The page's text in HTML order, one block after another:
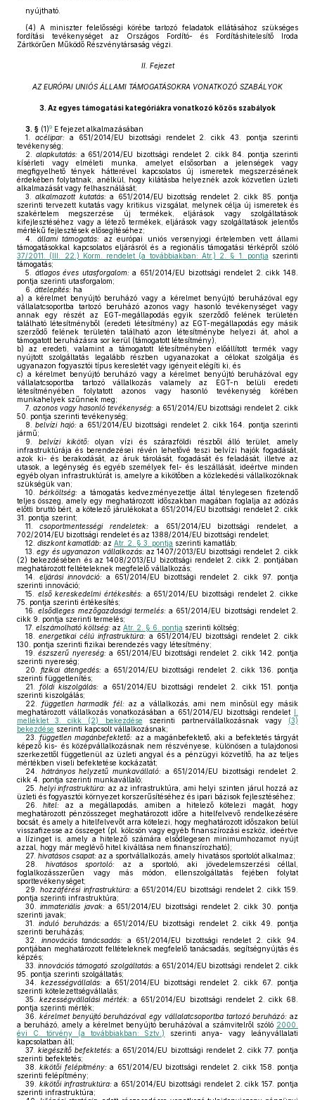
nyújtható.
(4) A miniszter felelősségi körébe tartozó feladatok ellátásához szükséges
fordítási tevékenységet az Országos Fordító- és Fordításhitelesítő Iroda
Zártkörűen Működő Részvénytársaság végzi.
II. Fejezet
AZ EURÓPAI UNIÓS ÁLLAMI TÁMOGATÁSOKRA VONATKOZÓ SZABÁLYOK
3. Az egyes támogatási kategóriákra vonatkozó közös szabályok
3. § (1)9 E fejezet alkalmazásában
1.
acélipar:a 651/2014/EU bizottsági rendelet 2. cikk 43. pontja szerinti
tevékenység;
2.
alapkutatás:a 651/2014/EU bizottsági rendelet 2. cikk 84. pontja szerinti
kísérleti vagy elméleti munka, amelyet elsősorban a jelenségek vagy
megfigyelhető tények hátterével kapcsolatos új ismeretek megszerzésének
érdekében folytatnak, anélkül, hogy kilátásba helyeznék azok közvetlen üzleti
alkalmazását vagy felhasználását;
3.
alkalmazott kutatás:a 651/2014/EU bizottság rendelet 2. cikk 85. pontja
szerinti tervezett kutatás vagy kritikus vizsgálat, melynek célja új ismeretek és
szakértelem megszerzése új termékek, eljárások vagy szolgáltatások
kifejlesztéséhez vagy a létező termékek, eljárások vagy szolgáltatások jelentős
mértékű fejlesztések elősegítéséhez;
4.
állami támogatás: az európai uniós versenyjogi értelemben vett állami
támogatásokkal kapcsolatos eljárásról és a regionális támogatási térképről szóló
37/2011. (III. 22.) Korm. rendelet (a továbbiakban: Atr.) 2. § 1. pontja szerinti
támogatás;
5.
átlagos éves utasforgalom:a 651/2014/EU bizottsági rendelet 2. cikk 148.
pontja szerinti utasforgalom;
6. áttelepítés: ha
a) a kérelmet benyújtó beruházó vagy a kérelmet benyújtó beruházóval egy
vállalatcsoportba tartozó beruházó azonos vagy hasonló tevékenységet vagy
annak egy részét az EGT-megállapodás egyik szerződő felének területén
található létesítményből (eredeti létesítmény) az EGT-megállapodás egy másik
szerződő felének területén található azon létesítménybe helyezi át, ahol a
támogatott beruházásra sor kerül (támogatott létesítmény),
b) az eredeti, valamint a támogatott létesítményben előállított termék vagy
nyújtott szolgáltatás legalább részben ugyanazokat a célokat szolgálja és
ugyanazon fogyasztói típus keresletét vagy igényeit elégíti ki, és
c) a kérelmet benyújtó beruházó vagy a kérelmet benyújtó beruházóval egy
vállalatcsoportba tartozó vállalkozás valamely az EGT-n belüli eredeti
létesítményében folytatott azonos vagy hasonló tevékenység körében
munkahelyek szűnnek meg;
7. azonos vagy hasonló tevékenység: a 651/2014/EU bizottsági rendelet 2. cikk
50. pontja szerinti tevékenység;
8.
belvízi hajó:a 651/2014/EU bizottsági rendelet 2. cikk 164. pontja szerinti
jármű;
9.
belvízi kikötő:olyan vízi és szárazföldi részből álló terület, amely
infrastruktúrája és berendezései révén lehetővé teszi belvízi hajók fogadását,
azok ki- és berakodását, az áruk tárolását, fogadását és feladását, illetve az
utasok, a legénység és egyéb személyek fel- és leszállását, ideértve minden
egyéb olyan infrastruktúrát is, amelyre a kikötőben a közlekedési vállalkozóknak
szükségük van;
10.
bérköltség:a támogatás kedvezményezettje által ténylegesen fizetendő
teljes összeg, amely egy meghatározott időszakban magában foglalja az adózás
előtti bruttó bért, a kötelező járulékokat a 651/2014/EU bizottsági rendelet 2. cikk
31. pontja szerint;
11.
csoportmentességi rendeletek:a 651/2014/EU bizottsági rendelet, a
702/2014/EU bizottsági rendelet és az 1388/2014/EU bizottsági rendelet;
12. diszkont kamatláb: az Atr. 2. § 3. pontja szerinti kamatláb;
13.
egy és ugyanazon vállalkozás:az 1407/2013/EU bizottsági rendelet 2. cikk
(2) bekezdésében és az 1408/2013/EU bizottsági rendelet 2. cikk 2. pontjában
meghatározott feltételeknek megfelelő vállalkozás;
14.
eljárási innováció:a 651/2014/EU bizottsági rendelet 2. cikk 97. pontja
szerinti innováció;
15.
első kereskedelmi értékesítés: a 651/2014/EU bizottsági rendelet 2. cikke
75. pontja szerinti értékesítés;
16.
elsődleges mezőgazdasági termelés:a 651/2014/EU bizottsági rendelet 2.
cikk 9. pontja szerinti termelés;
17. elszámolható költség: az Atr. 2. § 6. pontja szerinti költség;
18.
energetikai célú infrastruktúra: a 651/2014/EU bizottsági rendelet 2. cikk
130. pontja szerinti fizikai berendezés vagy létesítmény;
19.
észszerű nyereség:a 651/2014/EU bizottsági rendelet 2. cikk 142. pontja
szerinti nyereség;
20.
fizikai átengedés:a 651/2014/EU bizottsági rendelet 2. cikk 136. pontja
szerinti függetlenítés;
21.
földi kiszolgálás: a 651/2014/EU bizottsági rendelet 2. cikk 151. pontja
szerinti kiszolgálás;
22.
független harmadik fél:az a vállalkozás, ami nem minősül egy másik
meghatározott vállalkozás vonatkozásában a 651/2014/EU bizottsági rendelet I.
melléklet 3. cikk (2) bekezdése szerinti partnervállalkozásnak vagy (3)
bekezdése szerinti kapcsolt vállalkozásnak;
23.
független magánbefektető: az a magánbefektető, aki a befektetés tárgyát
képező kis- és középvállalkozásnak nem részvényese, különösen a tulajdonosi
szerkezettől függetlenül az üzleti angyal és a pénzügyi közvetítő, ha az teljes
mértékben viseli befektetése kockázatát;
24.
hátrányos helyzetű munkavállaló:a 651/2014/EU bizottsági rendelet 2.
cikk 4. pontja szerinti munkavállaló;
25.
helyi infrastruktúra: az az infrastruktúra, ami helyi szinten járul hozzá az
üzleti és fogyasztói környezet korszerűsítéséhez és ipari bázisok fejlesztéséhez;
26.
hitel: az a megállapodás, amiben a hitelező kötelezi magát, hogy
meghatározott pénzösszeget meghatározott időre a hitelfelvevő rendelkezésére
bocsát, és amely a hitelfelvevőt arra kötelezi, hogy meghatározott időszakon belül
visszafizesse az összeget (pl. kölcsön vagy egyéb finanszírozási eszköz, ideértve
a lízinget is, amely a hitelező számára elsődlegesen minimumhozamot nyújt
azzal, hogy már meglévő hitel kiváltása nem finanszírozható);
27. hivatásos csapat: az a sportvállalkozás, amely hivatásos sportolót alkalmaz;
28.
hivatásos sportoló: az a sportoló, aki jövedelemszerzési céllal,
foglalkozásszerűen vagy más módon, ellenszolgáltatás fejében folytat
sporttevékenységet;
29.
hozzáférési infrastruktúra:a 651/2014/EU bizottsági rendelet 2. cikk 159.
pontja szerinti infrastruktúra;
30.
immateriális javak:a 651/2014/EU bizottsági rendelet 2. cikk 30. pontja
szerinti javak;
31.
induló beruházás:a 651/2014/EU bizottsági rendelet 2. cikk 49. pontja
szerinti beruházás;
32.
innovációs tanácsadás: a 651/2014/EU bizottsági rendelet 2. cikk 94.
pontjában meghatározott feltételeknek megfelelő tanácsadás, segítségnyújtás és
képzés;
33.
innovációs támogató szolgáltatás:a 651/2014/EU bizottsági rendelet 2. cikk
95. pontja szerinti szolgáltatás;
34.
kezességvállalás:a 651/2014/EU bizottsági rendelet 2. cikk 67. pontja
szerinti kötelezettségvállalás;
35.
kezességvállalási mérték: a 651/2014/EU bizottsági rendelet 2. cikk 68.
pontja szerinti mérték;
36.
kérelmet benyújtó beruházóval egy vállalatcsoportba tartozó beruházó: az
a beruházó, amely a kérelmet benyújtó beruházóval a számvitelről szóló 2000.
évi C. törvény (a továbbiakban: Sztv.)
szerinti anya- vagy leányvállalati
kapcsolatban áll;
37. kiegészítő befektetés: a 651/2014/EU bizottsági rendelet 2. cikk 77. pontja
szerinti befektetés;
38.
kikötői felépítmény:a 651/2014/EU bizottsági rendelet 2. cikk 158. pontja
szerinti felépítmény;
39.
kikötői infrastruktúra:a 651/2014/EU bizottsági rendelet 2. cikk 157. pontja
szerinti infrastruktúra;